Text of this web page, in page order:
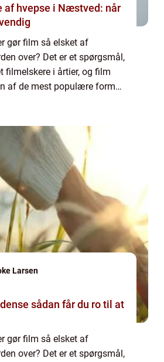
af hvepse i Næstved: når
gør film så elsket af
over? Det er et spørgsmål,
filmelskere i årtier, og film
af de mest populære former
Larsen
du ro til at
gør film så elsket af
over? Det er et spørgsmål,